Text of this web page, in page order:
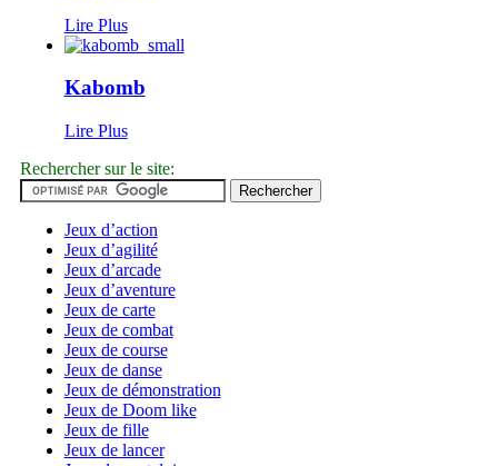
Lire Plus
Kabomb
Lire Plus
Rechercher sur le site:
Jeux d’action
Jeux d’agilité
Jeux d’arcade
Jeux d’aventure
Jeux de carte
Jeux de combat
Jeux de course
Jeux de danse
Jeux de démonstration
Jeux de Doom like
Jeux de fille
Jeux de lancer